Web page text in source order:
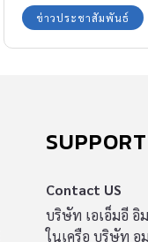
สำหรับเจ้าผ้าเปียกเช็
คูลเลอร์) นวัตกรรมใ
ข่าวประชาสัมพันธ์
SUPPORT
Contact US
บริษัท เอเอ็มอี อิ
ในเครือ บริษัท อ